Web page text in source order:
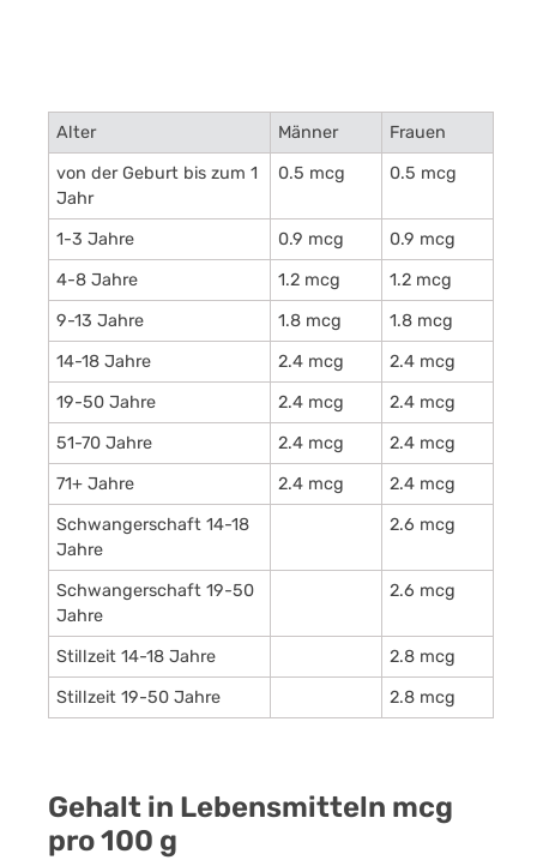
Alter Männer
Frauen
von der Geburt bis zum 1
Jahr
0.5 mcg 0.5 mcg
1-3 Jahre 0.9 mcg
0.9 mcg
4-8 Jahre
1.2 mcg
1.2 mcg
9-13 Jahre
1.8 mcg
1.8 mcg
14-18 Jahre
2.4 mcg
2.4 mcg
19-50 Jahre
2.4 mcg
2.4 mcg
51-70 Jahre
2.4 mcg
2.4 mcg
71+ Jahre
2.4 mcg
2.4 mcg
Schwangerschaft 14-18
Jahre
2.6 mcg
Schwangerschaft 19-50
Jahre
2.6 mcg
Stillzeit 14-18 Jahre
2.8 mcg
Stillzeit 19-50 Jahre
2.8 mcg
Gehalt in Lebensmitteln mcg
pro 100 g